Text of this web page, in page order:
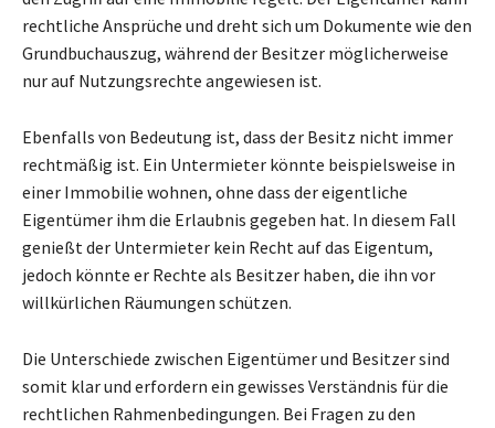
rechtliche Ansprüche und dreht sich um Dokumente wie den
Grundbuchauszug, während der Besitzer möglicherweise
nur auf Nutzungsrechte angewiesen ist.
Ebenfalls von Bedeutung ist, dass der Besitz nicht immer
rechtmäßig ist. Ein Untermieter könnte beispielsweise in
einer Immobilie wohnen, ohne dass der eigentliche
Eigentümer ihm die Erlaubnis gegeben hat. In diesem Fall
genießt der Untermieter kein Recht auf das Eigentum,
jedoch könnte er Rechte als Besitzer haben, die ihn vor
willkürlichen Räumungen schützen.
Die Unterschiede zwischen Eigentümer und Besitzer sind
somit klar und erfordern ein gewisses Verständnis für die
rechtlichen Rahmenbedingungen. Bei Fragen zu den